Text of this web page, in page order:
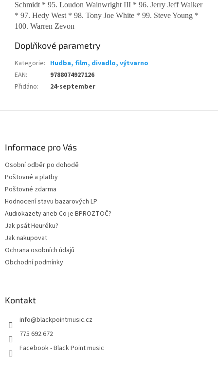
Schmidt * 95. Loudon Wainwright III * 96. Jerry Jeff Walker
* 97. Hedy West * 98. Tony Joe White * 99. Steve Young *
100. Warren Zevon
Doplňkové parametry
Kategorie: Hudba, film, divadlo, výtvarno
EAN:
9788074927126
Přidáno: 24-september
Informace pro Vás
Osobní odběr po dohodě
Poštovné a platby
Poštovné zdarma
Hodnocení stavu bazarových LP
Audiokazety aneb Co je BPROZTOČ?
Jak psát Heuréku?
Jak nakupovat
Ochrana osobních údajů
Obchodní podmínky
Kontakt
info@blackpointmusic.cz
775 692 672
Facebook - Black Point music